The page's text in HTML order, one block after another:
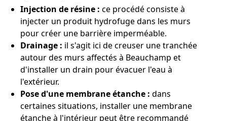
Injection de résine : ce procédé consiste à
injecter un produit hydrofuge dans les murs
pour créer une barrière imperméable.
Drainage : il s'agit ici de creuser une tranchée
autour des murs affectés à Beauchamp et
d'installer un drain pour évacuer l'eau à
l'extérieur.
Pose d'une membrane étanche : dans
certaines situations, installer une membrane
étanche à l'intérieur peut être recommandé